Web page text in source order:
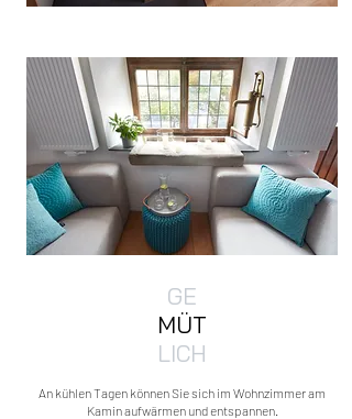
GE
MÜT
LICH
An kühlen Tagen können Sie sich im Wohnzimmer am
Kamin aufwärmen und entspannen.